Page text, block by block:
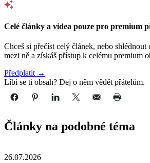
Celé články a videa pouze pro premium
Chceš si přečíst celý článek, nebo shlédnout
mezi ně a získáš přístup k celému premium
Předplatit →
Líbí se ti obsah? Dej o něm vědět přátelům.
Články na podobné téma
26.07.2026